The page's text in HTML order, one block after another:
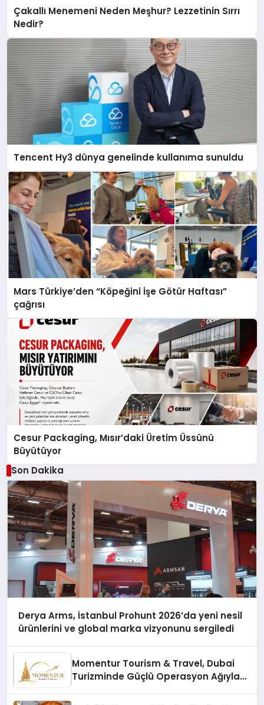
Çakallı Menemeni Neden Meşhur? Lezzetinin Sırrı
Nedir?
Tencent Hy3 dünya genelinde kullanıma sunuldu
Mars Türkiye’den “Köpeğini İşe Götür Haftası”
çağrısı
Cesur Packaging, Mısır’daki Üretim Üssünü
Büyütüyor
Son Dakika
Derya Arms, İstanbul Prohunt 2026’da yeni nesil
ürünlerini ve global marka vizyonunu sergiledi
Momentur Tourism & Travel, Dubai
Turizminde Güçlü Operasyon Ağıyla